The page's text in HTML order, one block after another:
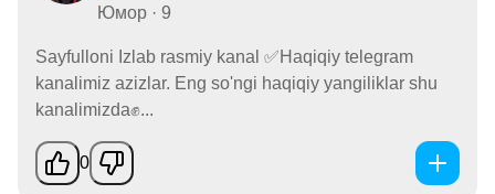
Юмор · 9
Sayfulloni Izlab rasmiy kanal ✅Haqiqiy telegram
kanalimiz azizlar. Eng so'ngi haqiqiy yangiliklar shu
kanalimizda✊...
0